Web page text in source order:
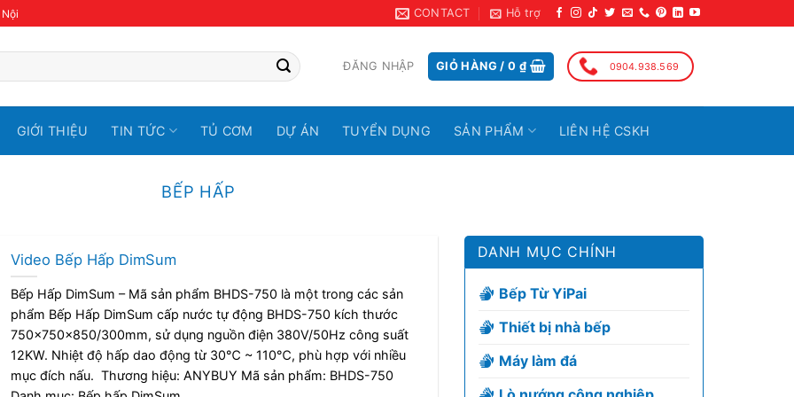
CONTACT Hỗ trợ
ĐĂNG NHẬP GIỎ HÀNG /0 ₫ 0904.938.569
GIỚI THIỆU TIN TỨC TỦ CƠM DỰ ÁN TUYỂN DỤNG SẢN PHẨM LIÊN HỆ CSKH
BẾP HẤP
Video Bếp Hấp DimSum
Bếp Hấp DimSum – Mã sản phẩm BHDS-750 là một trong các sản
phẩm Bếp Hấp DimSum cấp nước tự động BHDS-750 kích thước
750x750x850/300mm, sử dụng nguồn điện 380V/50Hz công suất
12KW. Nhiệt độ hấp dao động từ 30℃ ~ 110℃, phù hợp với nhiều
mục đích nấu. Thương hiệu: ANYBUY Mã sản phẩm: BHDS-750
DANH MỤC CHÍNH
Bếp Từ YiPai
Thiết bị nhà bếp
Máy làm đá